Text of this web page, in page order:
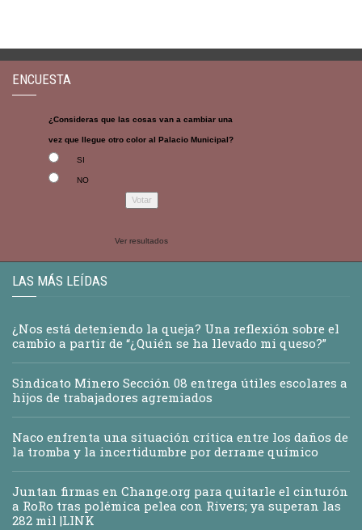
ENCUESTA
¿Consideras que las cosas van a cambiar una
vez que llegue otro color al Palacio Municipal?
SI
NO
Ver resultados
LAS MÁS LEÍDAS
¿Nos está deteniendo la queja? Una reflexión sobre el
cambio a partir de “¿Quién se ha llevado mi queso?”
Sindicato Minero Sección 08 entrega útiles escolares a
hijos de trabajadores agremiados
Naco enfrenta una situación crítica entre los daños de
la tromba y la incertidumbre por derrame químico
Juntan firmas en Change.org para quitarle el cinturón
a RoRo tras polémica pelea con Rivers; ya superan las
282 mil |LINK